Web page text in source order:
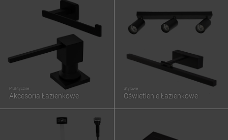
Praktyczne
Akcesoria Łazienkowe
Stylowe
Oświetlenie Łazienkowe